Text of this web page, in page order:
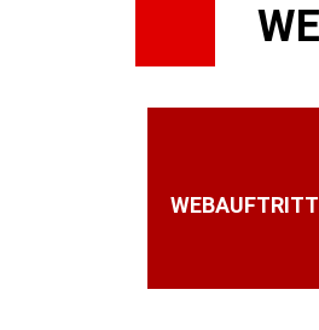
WEBAUFTRITT